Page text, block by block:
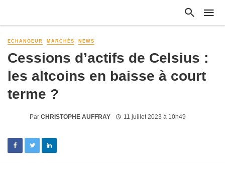
ECHANGEUR MARCHÉS NEWS
Cessions d’actifs de Celsius :
les altcoins en baisse à court
terme ?
Par CHRISTOPHE AUFFRAY 11 juillet 2023 à 10h49